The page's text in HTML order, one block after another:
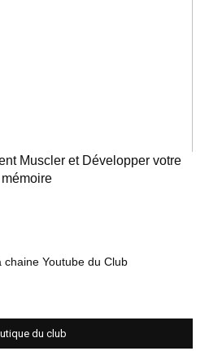
Muscler et Développer votre
mémoire
chaine Youtube du Club
du club